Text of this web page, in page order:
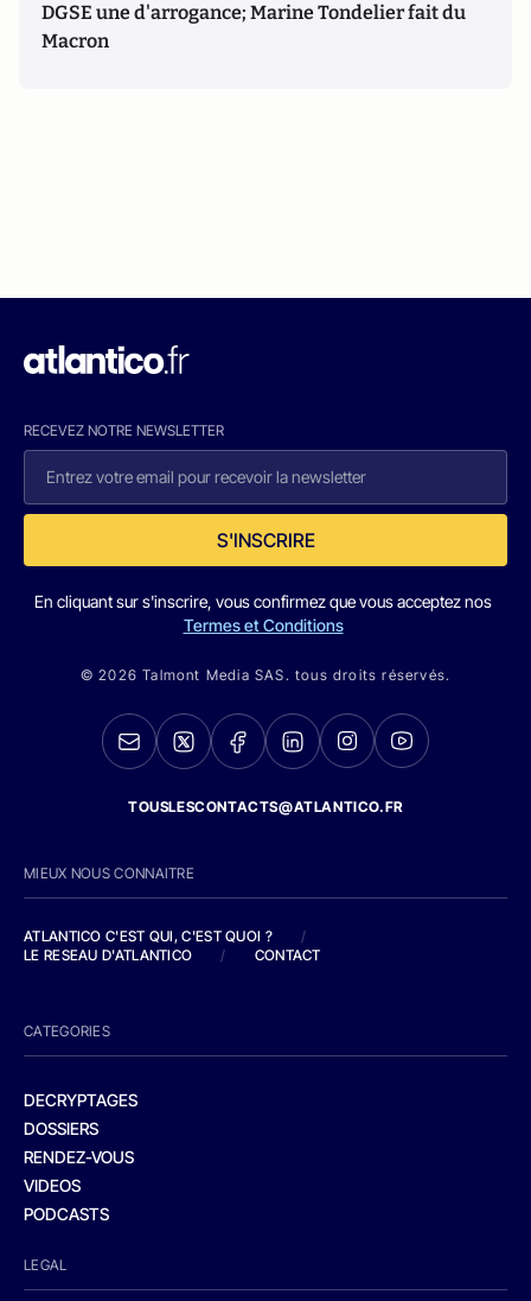
DGSE une d'arrogance; Marine Tondelier fait du
Macron
RECEVEZ NOTRE NEWSLETTER
S'INSCRIRE
En cliquant sur s'inscrire, vous confirmez que vous acceptez nos
Termes et Conditions
© 2026 Talmont Media SAS. tous droits réservés.
TOUSLESCONTACTS@ATLANTICO.FR
MIEUX NOUS CONNAITRE
ATLANTICO C'EST QUI, C'EST QUOI ?
/
LE RESEAU D'ATLANTICO
/ CONTACT
CATEGORIES
DECRYPTAGES
DOSSIERS
RENDEZ-VOUS
VIDEOS
PODCASTS
LEGAL